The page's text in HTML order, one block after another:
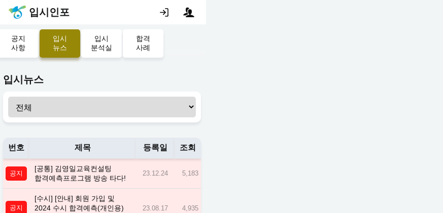
입시인포
공지
사항
입시
뉴스
입시
분석실
합격
사례
입시뉴스
번호 제목 등록일 조회
공지
[공통] 김영일교육컨설팅
합격예측프로그램 방송 타다!
23.12.24 5,183
공지
[수시] [안내] 회원 가입 및
2024 수시 합격예측(개인용)
23.08.17 4,935